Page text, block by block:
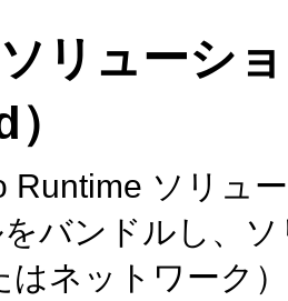
リューシ
Runtime ソリュ
バンドルし、
はネットワーク